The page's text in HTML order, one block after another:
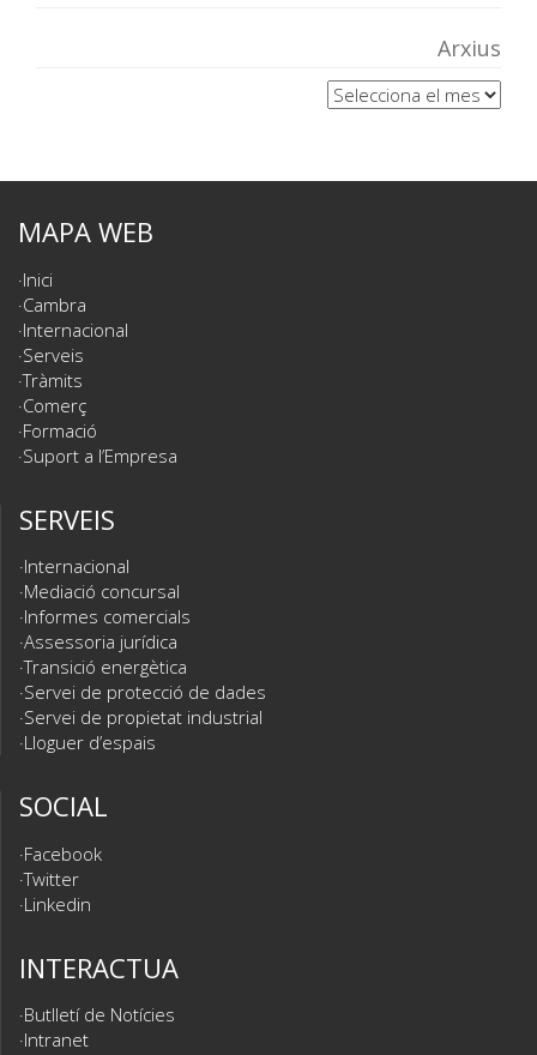
Arxius
Arxius
MAPA WEB
Inici
Cambra
Internacional
Serveis
Tràmits
Comerç
Formació
Suport a l’Empresa
SERVEIS
Internacional
Mediació concursal
Informes comercials
Assessoria jurídica
Transició energètica
Servei de protecció de dades
Servei de propietat industrial
Lloguer d’espais
SOCIAL
Facebook
Twitter
Linkedin
INTERACTUA
Butlletí de Notícies
Intranet